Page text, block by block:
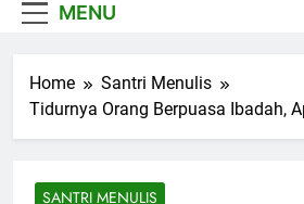
MENU
Home
Santri Menulis
Tidurnya Orang Berpuasa Ibadah,
SANTRI MENULIS